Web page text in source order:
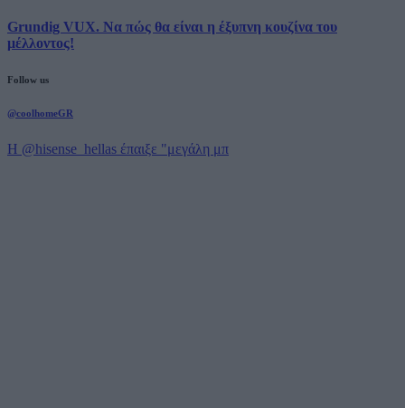
Grundig VUX. Να πώς θα είναι η έξυπνη κουζίνα του
μέλλοντος!
Follow us
@coolhomeGR
Η @hisense_hellas έπαιξε "μεγάλη μπ